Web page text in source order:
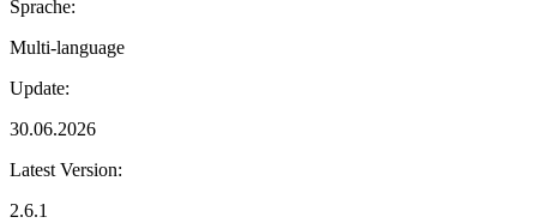
Sprache:
Multi-language
Update:
30.06.2026
Latest Version:
2.6.1